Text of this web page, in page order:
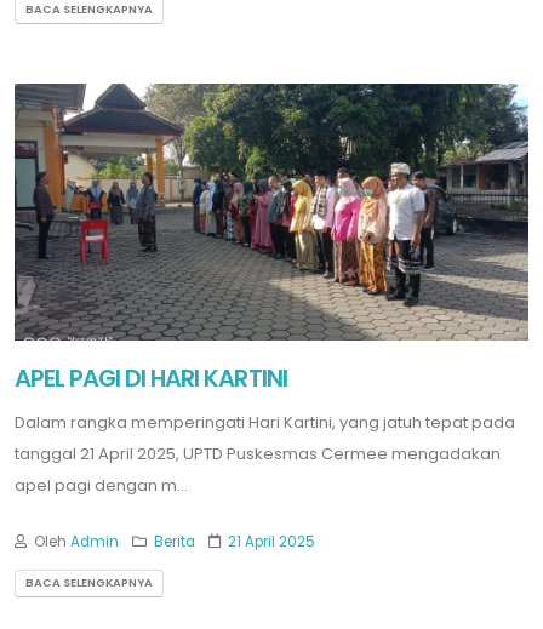
BACA SELENGKAPNYA
APEL PAGI DI HARI KARTINI
Dalam rangka memperingati Hari Kartini, yang jatuh tepat pada
tanggal 21 April 2025, UPTD Puskesmas Cermee mengadakan
apel pagi dengan m...
Oleh Admin Berita 21 April 2025
BACA SELENGKAPNYA